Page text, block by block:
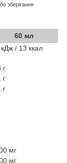
зберігання
60 мл
/ 13 ккал
г
г
г
мг
мг